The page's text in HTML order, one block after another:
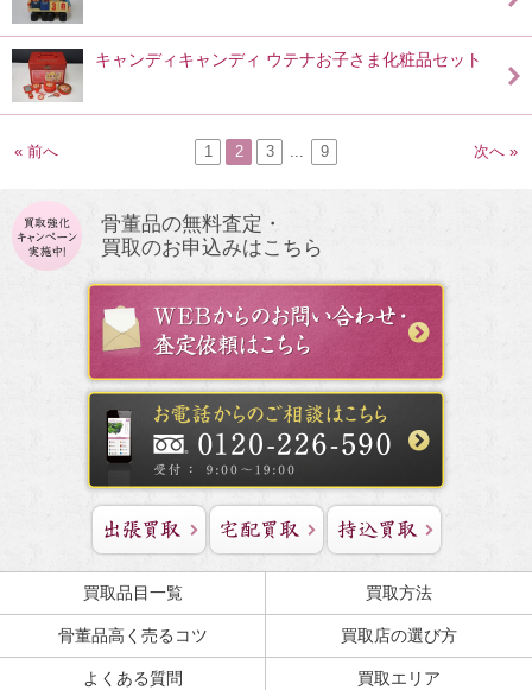
キャンディキャンディ ウテナお子さま化粧品セット
« 前へ 1 2 3 ... 9 次へ »
骨董品の無料査定・
買取のお申込みはこちら
買取品目一覧 買取方法
骨董品高く売るコツ 買取店の選び方
よくある質問 買取エリア